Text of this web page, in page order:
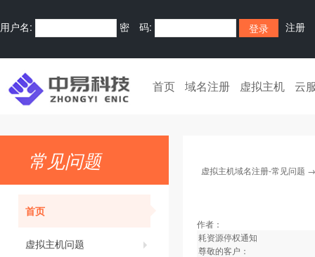
用户名: 密 码: 注册
首页 域名注册 虚拟主机 云
常见问题
首页
虚拟主机问题
虚拟主机域名注册-常见问题
作者：
耗资源停权通知
尊敬的客户：